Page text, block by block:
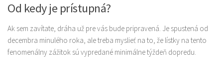
Od kedy je prístupná?
Ak sem zavítate, dráha už pre vás bude pripravená. Je spustená od
decembra minulého roka, ale treba myslieť na to, že lístky na tento
fenomenálny zážitok sú vypredané minimálne týždeň dopredu.